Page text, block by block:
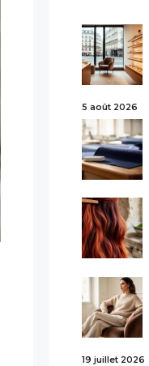
5 août 2026
19 juillet 2026